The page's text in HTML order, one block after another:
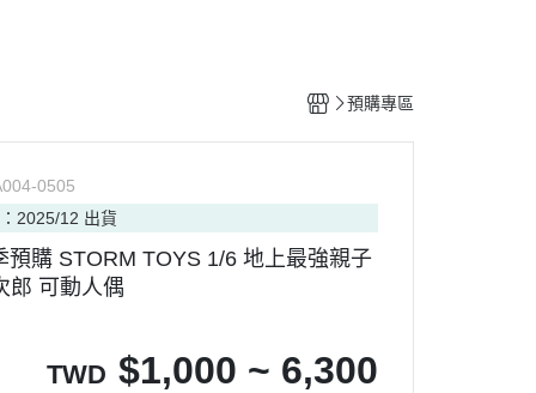
預購專區
0505
2025/12 出貨
預購 STORM TOYS 1/6 地上最強親子
郎 可動人偶
TWD $1,000 ~ 6,300